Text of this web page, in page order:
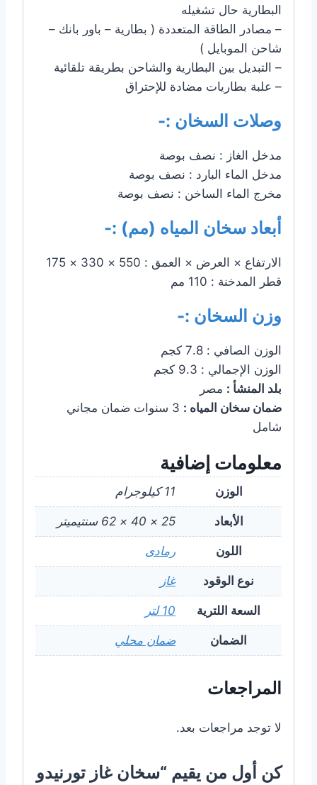
البطارية حال تشغيله
– مصادر الطاقة المتعددة ( بطارية – باور بانك –
شاحن الموبايل )
– التبديل بين البطارية والشاحن بطريقة تلقائية
– علبة بطاريات مضادة للإحتراق
وصلات السخان :-
مدخل الغاز : نصف بوصة
مدخل الماء البارد : نصف بوصة
مخرج الماء الساخن : نصف بوصة
أبعاد سخان المياه (مم) :-
الارتفاع × العرض × العمق : 550 × 330 × 175
قطر المدخنة : 110 مم
وزن السخان :-
الوزن الصافي : 7.8 كجم
الوزن الإجمالي : 9.3 كجم
بلد المنشأ : مصر
ضمان سخان المياه :
3 سنوات ضمان مجاني
شامل
معلومات إضافية
الوزن 11 كيلوجرام
الأبعاد 25 × 40 × 62 سنتيميتر
اللون رمادى
نوع الوقود غاز
السعة اللترية 10 لتر
الضمان ضمان محلي
المراجعات
لا توجد مراجعات بعد.
كن أول من يقيم “سخان غاز تورنيدو